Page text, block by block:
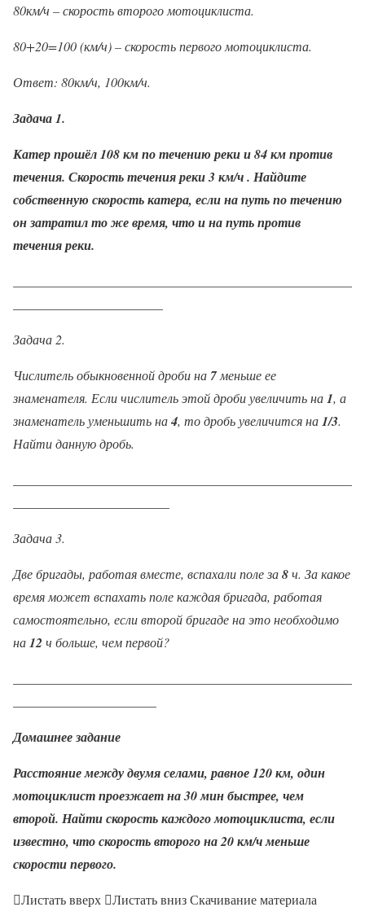
80км/ч – скорость второго мотоциклиста.
80+20=100 (км/ч) – скорость первого мотоциклиста.
Ответ: 80км/ч, 100км/ч.
Задача 1.
Катер прошёл 108 км по течению реки и 84 км против
течения. Скорость течения реки 3 км/ч . Найдите
собственную скорость катера, если на путь по течению
он затратил то же время, что и на путь против
течения реки.
Задача 2.
Числитель обыкновенной дроби на 7меньше ее
знаменателя. Если числитель этой дроби увеличить на1, а
знаменатель уменьшить на4, то дробь увеличится на1/3.
Найти данную дробь.
Задача 3.
Две бригады, работая вместе, вспахали поле за8ч. За какое
время может вспахать поле каждая бригада, работая
самостоятельно, если второй бригаде на это необходимо
на12 ч больше, чем первой?
Домашнее задание
Расстояние между двумя селами, равное 120 км, один
мотоциклист проезжает на 30 мин быстрее, чем
второй. Найти скорость каждого мотоциклиста, если
известно, что скорость второго на 20 км/ч меньше
скорости первого.
Листать вверх Листать вниз Скачивание материала